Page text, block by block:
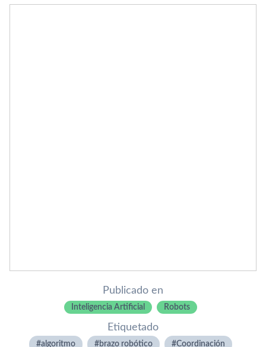
Publicado en
Inteligencia Artificial Robots
Etiquetado
algoritmo brazo robótico Coordinación